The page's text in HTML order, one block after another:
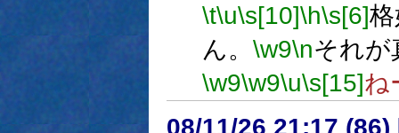
\t\u\s[10]\h\s[6]
ん。 \w9\nそれが
\w9\w9\u\s[15]ね
08/11/26 21:17 (86)